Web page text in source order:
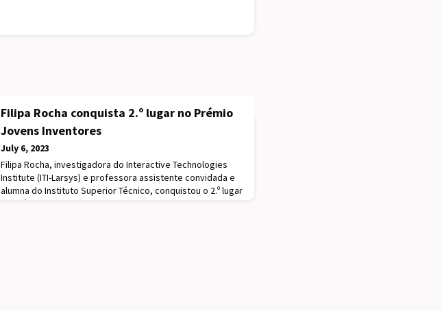
Filipa Rocha conquista 2.º lugar no Prémio
Jovens Inventores
July 6, 2023
Filipa Rocha, investigadora do Interactive Technologies
Institute (ITI-Larsys) e professora assistente convidada e
alumna do Instituto Superior Técnico, conquistou o 2.º lugar
no Prémio Jovens Inventores, na edição de 2023, anunciou